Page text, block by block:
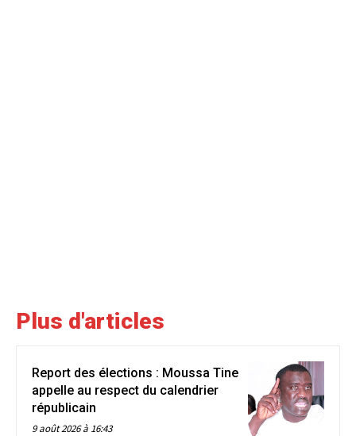
Plus d'articles
Report des élections : Moussa Tine
appelle au respect du calendrier
républicain
9 août 2026 à 16:43